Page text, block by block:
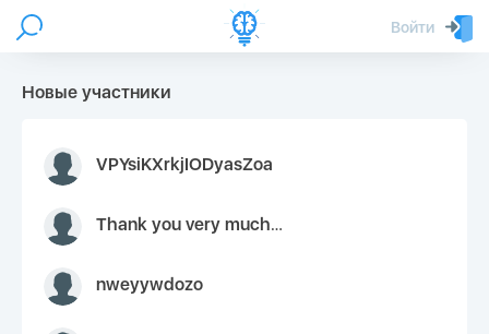
Войти
Новые участники
VPYsiKXrkjIODyasZoa
Thank you very much for your inquiry We appreciate you 9126052 https://youtube.com faceapple !
nweyywdozo